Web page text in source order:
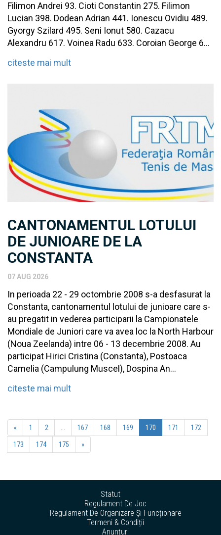
Filimon Andrei 93. Cioti Constantin 275. Filimon
Lucian 398. Dodean Adrian 441. Ionescu Ovidiu 489.
Gyorgy Szilard 495. Seni Ionut 580. Cazacu
Alexandru 617. Voinea Radu 633. Coroian George 6...
citeste mai mult
CANTONAMENTUL LOTULUI
DE JUNIOARE DE LA
CONSTANTA
07 AUG 2026
In perioada 22 - 29 octombrie 2008 s-a desfasurat la
Constanta, cantonamentul lotului de junioare care s-
au pregatit in vederea participarii la Campionatele
Mondiale de Juniori care va avea loc la North Harbour
(Noua Zeelanda) intre 06 - 13 decembrie 2008. Au
participat Hirici Cristina (Constanta), Postoaca
Camelia (Campulung Muscel), Dospina An...
citeste mai mult
« 1 2 167 168 169 170 171 172
173 174 175 »
Statut
Regulament De Joc
Regulament De Organizare Și Funcționare
Termeni & Condiții
Anunțuri